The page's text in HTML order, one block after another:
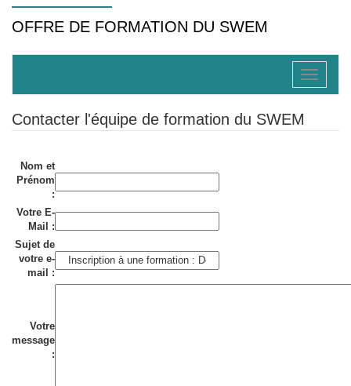
OFFRE DE FORMATION DU SWEM
Toggle
Contacter l'équipe de formation du SWEM
Nom et
Prénom
:
Votre E-
Mail :
Sujet de
votre e-
mail :
Votre
message
: